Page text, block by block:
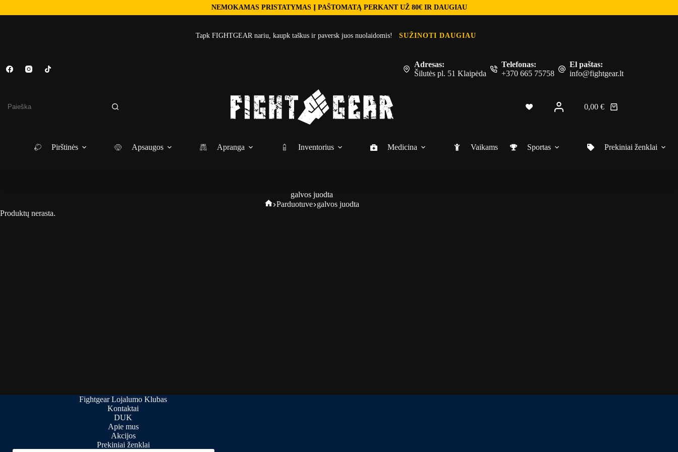
NEMOKAMAS PRISTATYMAS Į PAŠTOMATĄ PERKANT UŽ 80€ IR DAUGIAU
Tapk FIGHTGEAR nariu, kaupk taškus ir paversk juos nuolaidomis! SUŽINOTI DAUGIAU
Adresas:
Šilutės pl. 51 Klaipėda
Telefonas:
+370 665 75758
El paštas:
info@fightgear.lt
Shopping
0,00€
Pirštinės Apsaugos Apranga Inventorius Medicina Vaikams Sportas Prekiniai ženklai
galvos juodta
Fightgear
Parduotuve galvos juodta
Produktų nerasta.
Fightgear Lojalumo Klubas
Kontaktai
DUK
Apie mus
Akcijos
Prekiniai ženklai